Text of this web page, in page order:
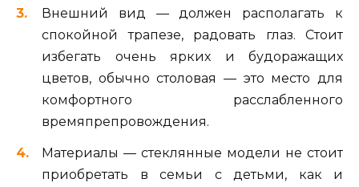
Внешний вид — должен располагать к
спокойной трапезе, радовать глаз. Стоит
избегать очень ярких и будоражащих
цветов, обычно столовая — это место для
комфортного расслабленного
времяпрепровождения.
Материалы — стеклянные модели не стоит
приобретать в семьи с детьми, как и